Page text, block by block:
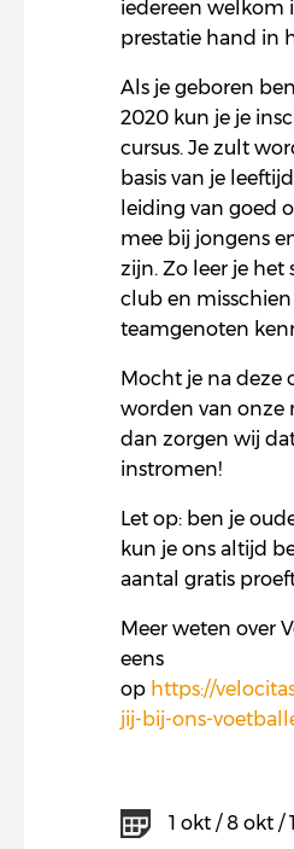
iedereen welkom
prestatie hand in
Als je geboren
2020 kun je je
cursus. Je zult
basis van je
leiding van goed
mee bij jongens
zijn. Zo leer je het
club en
teamgenoten
Mocht je na deze
worden van onze
dan zorgen wij
instromen!
Let op: ben je
kun je ons altijd
aantal gratis
Meer weten over
eens
op https://
jij-bij-ons-
1 okt / 8 okt /